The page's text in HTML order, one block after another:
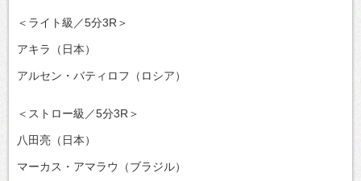
＜ライト級／5分3R＞
アキラ（日本）
アルセン・バティロフ（ロシア）
＜ストロー級／5分3R＞
八田亮（日本）
マーカス・アマラウ（ブラジル）